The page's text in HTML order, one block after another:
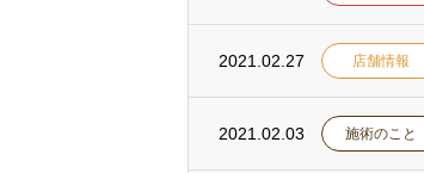
2021.02.27 店舗情報
2021.02.03 施術のこと